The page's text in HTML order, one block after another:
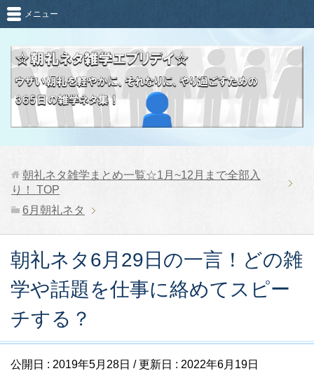
メニュー
朝礼ネタ雑学まとめ一覧☆1月~12月まで全部入
り！
TOP
6月朝礼ネタ
朝礼ネタ6月29日の一言！どの雑
学や話題を仕事に絡めてスピー
チする？
公開日 : 2019年5月28日 / 更新日 : 2022年6月19日